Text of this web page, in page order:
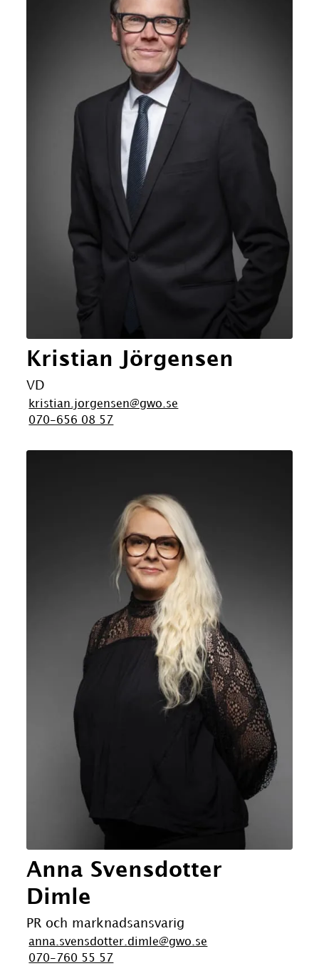
Kristian Jörgensen
VD
kristian.jorgensen@gwo.se
070-656 08 57
Anna Svensdotter
Dimle
PR och marknadsansvarig
anna.svensdotter.dimle@gwo.se
070-760 55 57